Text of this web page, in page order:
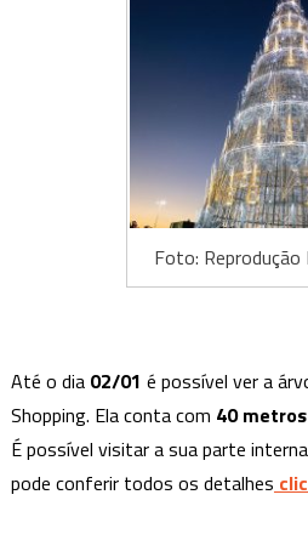
Foto:
Até o dia 02/01 é possível ver a
Shopping. Ela conta com 40
É possível visitar a sua parte
pode conferir todos os detalhes